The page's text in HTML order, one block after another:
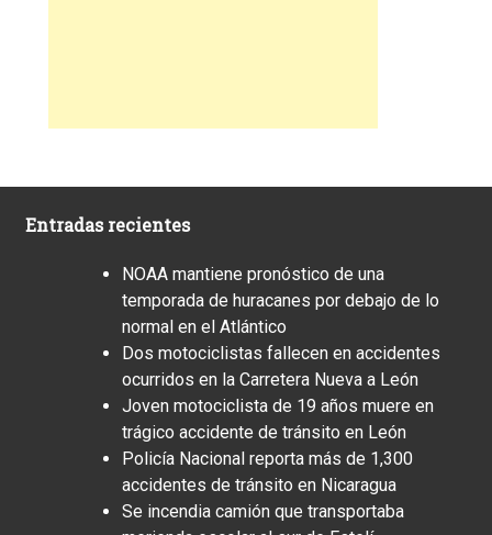
Entradas recientes
NOAA mantiene pronóstico de una
temporada de huracanes por debajo de lo
normal en el Atlántico
Dos motociclistas fallecen en accidentes
ocurridos en la Carretera Nueva a León
Joven motociclista de 19 años muere en
trágico accidente de tránsito en León
Policía Nacional reporta más de 1,300
accidentes de tránsito en Nicaragua
Se incendia camión que transportaba